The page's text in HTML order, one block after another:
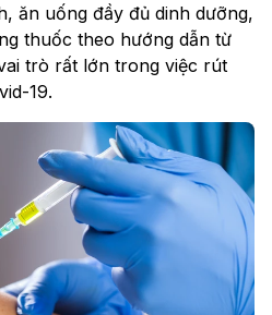
ăn uống đầy đủ dinh dưỡng,
thuốc theo hướng dẫn từ
trò rất lớn trong việc rút
19.